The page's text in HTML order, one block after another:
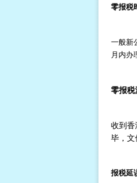
零报税
一般新
月内办
零报税
收到香
毕，文
报税延